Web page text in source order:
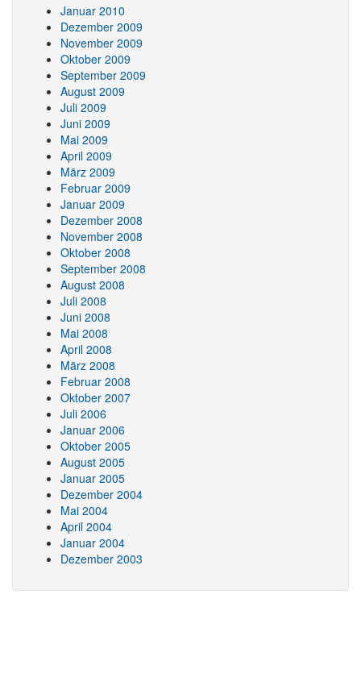
Januar 2010
Dezember 2009
November 2009
Oktober 2009
September 2009
August 2009
Juli 2009
Juni 2009
Mai 2009
April 2009
März 2009
Februar 2009
Januar 2009
Dezember 2008
November 2008
Oktober 2008
September 2008
August 2008
Juli 2008
Juni 2008
Mai 2008
April 2008
März 2008
Februar 2008
Oktober 2007
Juli 2006
Januar 2006
Oktober 2005
August 2005
Januar 2005
Dezember 2004
Mai 2004
April 2004
Januar 2004
Dezember 2003